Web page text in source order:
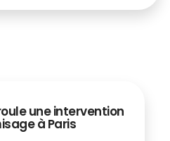
une intervention
à Paris